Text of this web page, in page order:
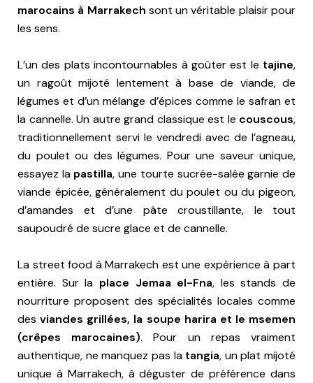
marocains à Marrakech sont un véritable plaisir pour
les sens.
L’un des plats incontournables à goûter est le tajine,
un ragoût mijoté lentement à base de viande, de
légumes et d’un mélange d’épices comme le safran et
la cannelle. Un autre grand classique est le couscous,
traditionnellement servi le vendredi avec de l’agneau,
du poulet ou des légumes. Pour une saveur unique,
essayez la pastilla, une tourte sucrée-salée garnie de
viande épicée, généralement du poulet ou du pigeon,
d’amandes et d’une pâte croustillante, le tout
saupoudré de sucre glace et de cannelle.
La street food à Marrakech est une expérience à part
entière. Sur la place Jemaa el-Fna, les stands de
nourriture proposent des spécialités locales comme
desviandes grillées, la soupe harira et le msemen
(crêpes marocaines). Pour un repas vraiment
authentique, ne manquez pas la tangia, un plat mijoté
unique à Marrakech, à déguster de préférence dans